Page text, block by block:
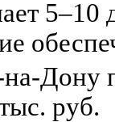
Дону
руб.